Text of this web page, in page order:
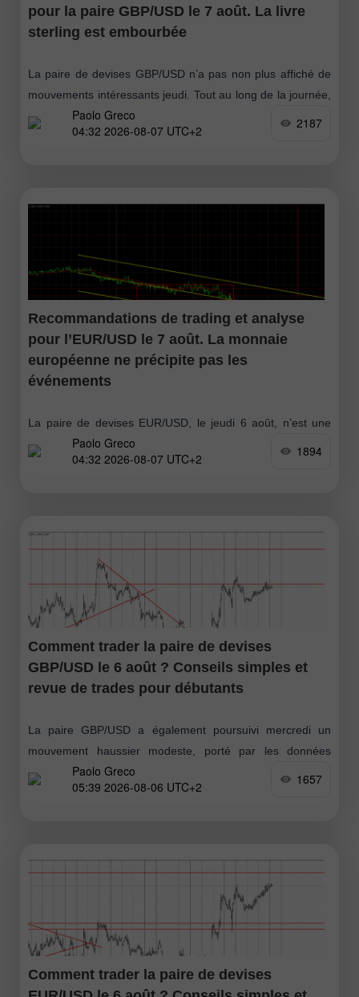
pour la paire GBP/USD le 7 août. La livre
sterling est embourbée
La paire de devises GBP/USD n’a pas non plus affiché de
mouvements intéressants jeudi. Tout au long de la journée,
aucun événement ou publication significatif, ni au
Royaume-Uni
Paolo Greco
04:32 2026-08-07 UTC+2
2187
Recommandations de trading et analyse
pour l’EUR/USD le 7 août. La monnaie
européenne ne précipite pas les
événements
La paire de devises EUR/USD, le jeudi 6 août, n’est une
nouvelle fois pas parvenue à poursuivre son mouvement
haussier et a reculé. Une consolidation s’est formée sous la
Paolo Greco
04:32 2026-08-07 UTC+2
1894
Comment trader la paire de devises
GBP/USD le 6 août ? Conseils simples et
revue de trades pour débutants
La paire GBP/USD a également poursuivi mercredi un
mouvement haussier modeste, porté par les données
macroéconomiques venues d’outre-Atlantique, la
géopolitique et les facteurs techniques. Rappelons qu’une
Paolo Greco
05:39 2026-08-06 UTC+2
1657
Comment trader la paire de devises